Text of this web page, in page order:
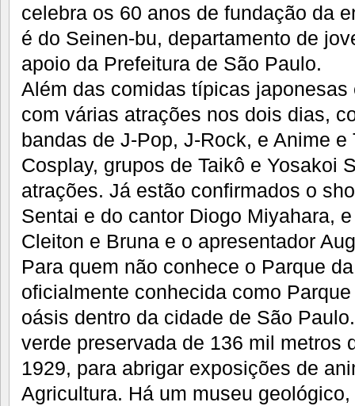
celebra os 60 anos de fundação da
é do Seinen-bu, departamento de
apoio da Prefeitura de São Paulo.
Além das comidas típicas japonesas
com várias atrações nos dois dias,
bandas de J-Pop, J-Rock, e Anime e
Cosplay, grupos de Taikô e Yosakoi
atrações. Já estão confirmados o
Sentai e do cantor Diogo Miyahara,
Cleiton e Bruna e o apresentador
Para quem não conhece o Parque
oficialmente conhecida como
oásis dentro da cidade de São
verde preservada de 136 mil metros
1929, para abrigar exposições de
Agricultura. Há um museu